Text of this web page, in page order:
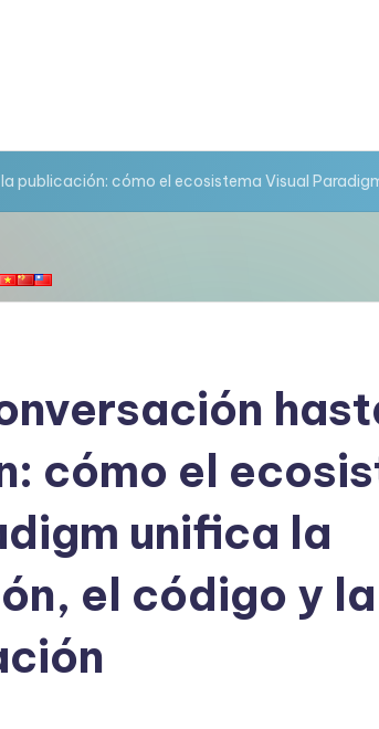
publicación: cómo el ecosistema Visual
cómo el
unifica la
el código y la